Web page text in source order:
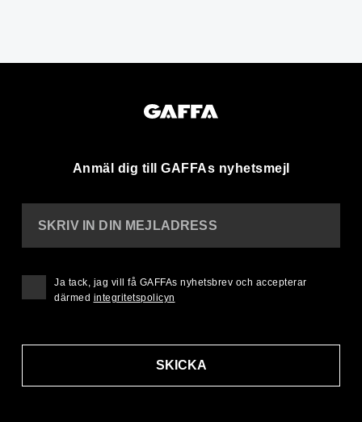
Anmäl dig till GAFFAs nyhetsmejl
SKRIV IN DIN MEJLADRESS
SKICKA
Ja tack, jag vill få GAFFAs nyhetsbrev och accepterar
därmed integritetspolicyn